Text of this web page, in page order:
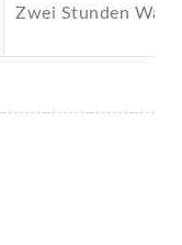
Zwei Stunden